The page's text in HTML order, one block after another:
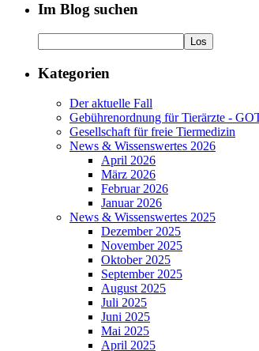
Im Blog suchen
Kategorien
Der aktuelle Fall
Gebührenordnung für Tierärzte -
Gesellschaft für freie Tiermedizin
News & Wissenswertes 2026
April 2026
März 2026
Februar 2026
Januar 2026
News & Wissenswertes 2025
Dezember 2025
November 2025
Oktober 2025
September 2025
August 2025
Juli 2025
Juni 2025
Mai 2025
April 2025